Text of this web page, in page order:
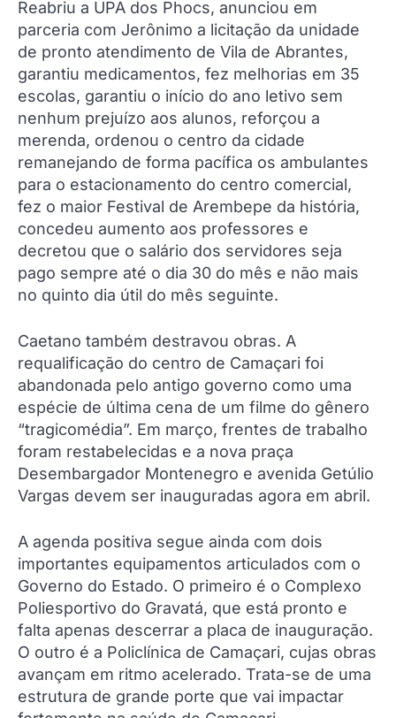
Reabriu a UPA dos Phocs, anunciou em
parceria com Jerônimo a licitação da unidade
de pronto atendimento de Vila de Abrantes,
garantiu medicamentos, fez melhorias em 35
escolas, garantiu o início do ano letivo sem
nenhum prejuízo aos alunos, reforçou a
merenda, ordenou o centro da cidade
remanejando de forma pacífica os ambulantes
para o estacionamento do centro comercial,
fez o maior Festival de Arembepe da história,
concedeu aumento aos professores e
decretou que o salário dos servidores seja
pago sempre até o dia 30 do mês e não mais
no quinto dia útil do mês seguinte.
Caetano também destravou obras. A
requalificação do centro de Camaçari foi
abandonada pelo antigo governo como uma
espécie de última cena de um filme do gênero
“tragicomédia”. Em março, frentes de trabalho
foram restabelecidas e a nova praça
Desembargador Montenegro e avenida Getúlio
Vargas devem ser inauguradas agora em abril.
A agenda positiva segue ainda com dois
importantes equipamentos articulados com o
Governo do Estado. O primeiro é o Complexo
Poliesportivo do Gravatá, que está pronto e
falta apenas descerrar a placa de inauguração.
O outro é a Policlínica de Camaçari, cujas obras
avançam em ritmo acelerado. Trata-se de uma
estrutura de grande porte que vai impactar